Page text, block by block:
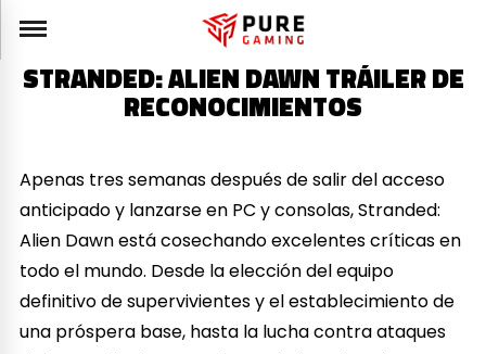
STRANDED: ALIEN DAWN TRÁILER DE
RECONOCIMIENTOS
Apenas tres semanas después de salir del acceso
anticipado y lanzarse en PC y consolas, Stranded:
Alien Dawn está cosechando excelentes críticas en
todo el mundo. Desde la elección del equipo
definitivo de supervivientes y el establecimiento de
una próspera base, hasta la lucha contra ataques